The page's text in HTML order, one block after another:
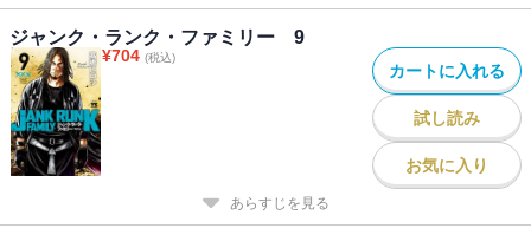
ジャンク・ランク・ファミリー 9
¥704 (税込)
カートに入れる
試し読み
お気に入り
あらすじを見る